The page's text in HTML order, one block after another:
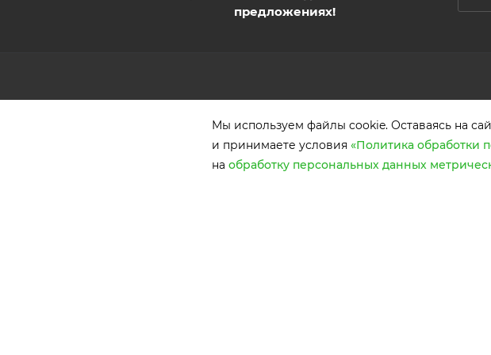
предложениях!
КАТАЛОГ КОМПАНИЯ
Новости
ПОМОЩЬ
Мы используем файлы cookie. Оставаясь на
и принимаете условия «Политика обработки
на обработку персональных данных